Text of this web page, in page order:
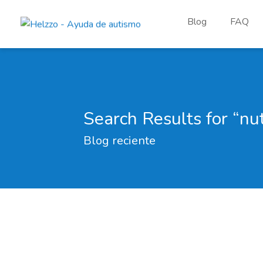
Blog FAQ
Search Results for
Blog reciente